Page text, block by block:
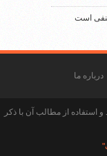
است
درباره ما
از مطالب آن با ذکر